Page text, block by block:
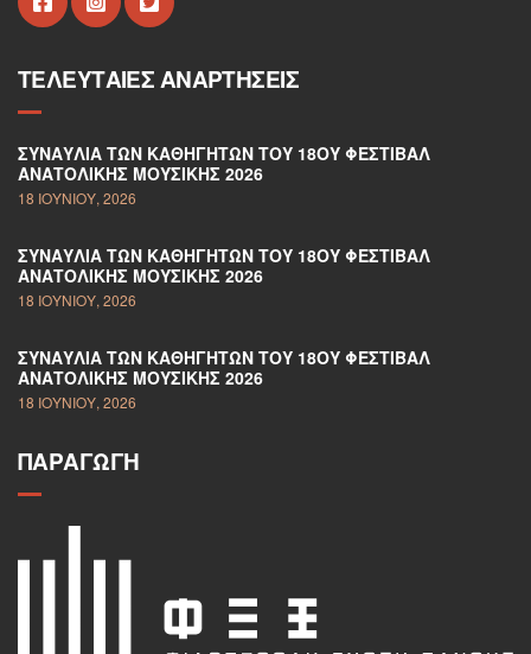
ΤΕΛΕΥΤΑΊΕΣ ΑΝΑΡΤΉΣΕΙΣ
ΣΥΝΑΥΛΊΑ ΤΩΝ ΚΑΘΗΓΗΤΏΝ ΤΟΥ 18ΟΥ ΦΕΣΤΙΒΆΛ
ΑΝΑΤΟΛΙΚΉΣ ΜΟΥΣΙΚΉΣ 2026
18 ΙΟΥΝΊΟΥ, 2026
ΣΥΝΑΥΛΊΑ ΤΩΝ ΚΑΘΗΓΗΤΏΝ ΤΟΥ 18ΟΥ ΦΕΣΤΙΒΆΛ
ΑΝΑΤΟΛΙΚΉΣ ΜΟΥΣΙΚΉΣ 2026
18 ΙΟΥΝΊΟΥ, 2026
ΣΥΝΑΥΛΊΑ ΤΩΝ ΚΑΘΗΓΗΤΏΝ ΤΟΥ 18ΟΥ ΦΕΣΤΙΒΆΛ
ΑΝΑΤΟΛΙΚΉΣ ΜΟΥΣΙΚΉΣ 2026
18 ΙΟΥΝΊΟΥ, 2026
ΠΑΡΑΓΩΓΉ